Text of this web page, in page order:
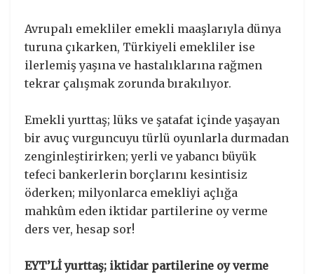
Avrupalı emekliler emekli maaşlarıyla dünya
turuna çıkarken, Türkiyeli emekliler ise
ilerlemiş yaşına ve hastalıklarına rağmen
tekrar çalışmak zorunda bırakılıyor.
Emekli yurttaş; lüks ve şatafat içinde yaşayan
bir avuç vurguncuyu türlü oyunlarla durmadan
zenginleştirirken; yerli ve yabancı büyük
tefeci bankerlerin borçlarını kesintisiz
öderken; milyonlarca emekliyi açlığa
mahkûm eden iktidar partilerine oy verme
ders ver, hesap sor!
EYT’Lİ yurttaş; iktidar partilerine oy verme